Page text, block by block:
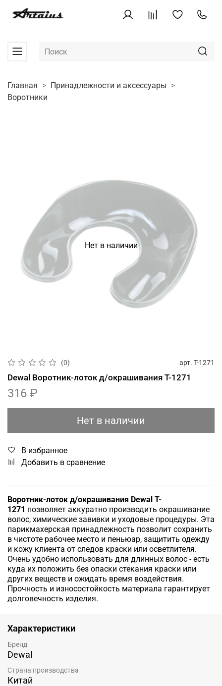
Главная
Принадлежности и аксессуары
Воротники
Нет в наличии
(0) арт. T-1271
Dewal Воротник-лоток д/окрашивания T-1271
316 ₽
Нет в наличии
В избранное
Добавить в сравнение
Воротник-лоток д/окрашивания Dewal T-
1271 позволяет аккуратно производить окрашивание
волос, химические завивки и уходовые процедуры. Эта
парикмахерская принадлежность позволит сохранить
в чистоте рабочее место и пеньюар, защитить одежду
и кожу клиента от следов краски или осветлителя.
Очень удобно использовать для длинных волос - есть
куда их положить без опаски стекания краски или
других веществ и ожидать время воздействия.
Прочность и износостойкость материала гарантирует
долговечность изделия.
Характеристики
Бренд
Dewal
Страна производства
Китай